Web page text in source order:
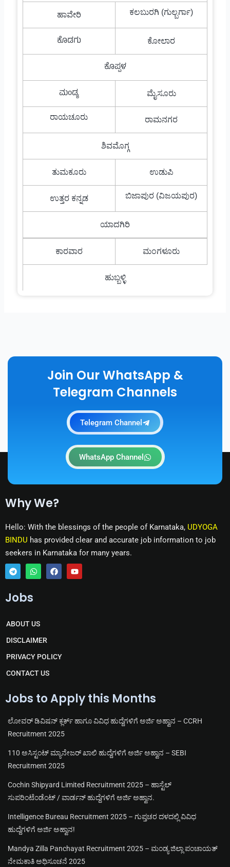
ಹಾವೇರಿ ಕಲಬುರಗಿ (ಗುಲ್ಬರ್ಗಾ)
ಕೊಡಗು ಕೋಲಾರ
ಕೊಪ್ಪಳ
ಮಂಡ್ಯ
ಮೈಸೂರು
ರಾಯಚೂರು ರಾಮನಗರ
ಶಿವಮೊಗ್ಗ
ತುಮಕೂರು ಉಡುಪಿ
ಉತ್ತರ ಕನ್ನಡ ಬಿಜಾಪುರ (ವಿಜಯಪುರ)
ಯಾದಗಿರಿ
ಕಾರವಾರ ಮಂಗಳೂರು
ಹುಬ್ಬಳ್ಳಿ
Join Our WhatsApp &
Telegram Channels
Telegram Channel
WhatsApp Channel
Why We?
Hello: With the blessings of the people of Karnataka, UDYOGA
BINDU has provided clear and accurate job information to job
seekers in Karnataka for many years.
T
l
r
a
m
W
a
a
p
p
F Y
Jobs
ABOUT US
DISCLAIMER
PRIVACY POLICY
CONTACT US
Jobs to Apply this Months
ಲೋವರ್ ಡಿವಿಷನ್ ಕ್ಲರ್ಕ್ ಹಾಗೂ ವಿವಿಧ ಹುದ್ದೆಗಳಿಗೆ ಅರ್ಜಿ ಅಹ್ವಾನ – CCRH
Recruitment 2025
110 ಅಸಿಸ್ಟಂಟ್ ಮ್ಯಾನೇಜರ್ ಖಾಲಿ ಹುದ್ದೆಗಳಿಗೆ ಅರ್ಜಿ ಅಹ್ವಾನ – SEBI
Recruitment 2025
Cochin Shipyard Limited Recruitment 2025 – ಹಾಸ್ಟೆಲ್
ಸುಪರಿಂಟೆಂಡೆಂಟ್ / ವಾರ್ಡನ್ ಹುದ್ದೆಗಳಿಗೆ ಅರ್ಜಿ ಅಹ್ವಾನ.
Intelligence Bureau Recruitment 2025 – ಗುಪ್ತಚರ ದಳದಲ್ಲಿ ವಿವಿಧ
ಹುದ್ದೆಗಳಿಗೆ ಅರ್ಜಿ ಅಹ್ವಾನ!
Mandya Zilla Panchayat Recruitment 2025 – ಮಂಡ್ಯ ಜಿಲ್ಲಾ ಪಂಚಾಯತ್
ನೇಮಕಾತಿ ಅಧಿಸೂಚನೆ 2025